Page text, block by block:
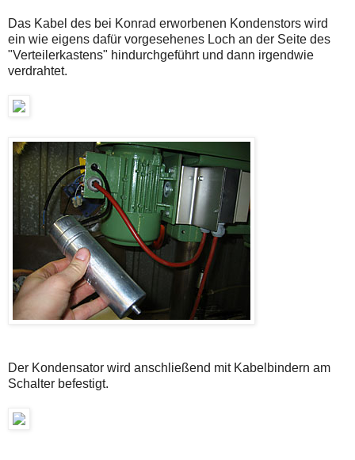
Das Kabel des bei Konrad erworbenen Kondenstors wird
ein wie eigens dafür vorgesehenes Loch an der Seite des
"Verteilerkastens" hindurchgeführt und dann irgendwie
verdrahtet.
Der Kondensator wird anschließend mit Kabelbindern am
Schalter befestigt.